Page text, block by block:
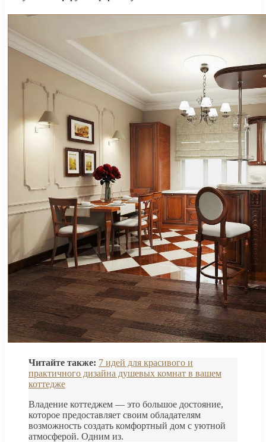
Читайте также: 7 идей для красивого и
практичного дизайна душевых комнат в вашем
коттедже
Владение коттеджем — это большое достояние,
которое предоставляет своим обладателям
возможность создать комфортный дом с уютной
атмосферой. Одним из.